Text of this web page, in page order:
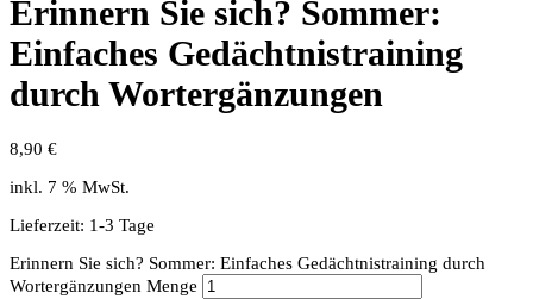
Erinnern Sie sich? Sommer:
Einfaches Gedächtnistraining
durch Wortergänzungen
8,90 €
inkl. 7 % MwSt.
Lieferzeit: 1-3 Tage
Erinnern Sie sich? Sommer: Einfaches Gedächtnistraining durch
Wortergänzungen Menge